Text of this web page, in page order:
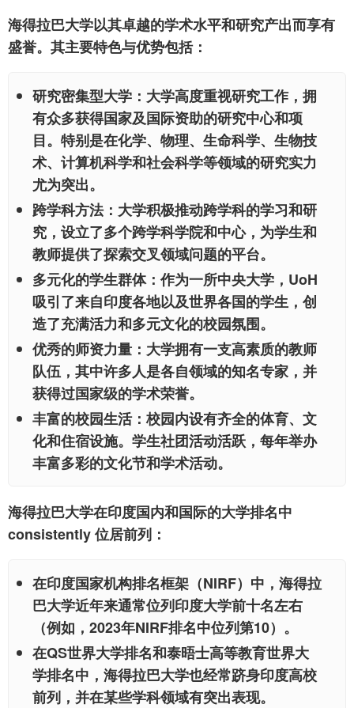
海得拉巴大学以其卓越的学术水平和研究产出而享有
盛誉。其主要特色与优势包括：
研究密集型大学： 大学高度重视研究工作，拥
有众多获得国家及国际资助的研究中心和项
目。特别是在化学、物理、生命科学、生物技
术、计算机科学和社会科学等领域的研究实力
尤为突出。
跨学科方法： 大学积极推动跨学科的学习和研
究，设立了多个跨学科学院和中心，为学生和
教师提供了探索交叉领域问题的平台。
多元化的学生群体： 作为一所中央大学，UoH
吸引了来自印度各地以及世界各国的学生，创
造了充满活力和多元文化的校园氛围。
优秀的师资力量： 大学拥有一支高素质的教师
队伍，其中许多人是各自领域的知名专家，并
获得过国家级的学术荣誉。
丰富的校园生活：校园内设有齐全的体育、文
化和住宿设施。学生社团活动活跃，每年举办
丰富多彩的文化节和学术活动。
海得拉巴大学在印度国内和国际的大学排名中
consistently 位居前列：
在印度国家机构排名框架（NIRF）中，海得拉
巴大学近年来通常位列印度大学前十名左右
（例如，2023年NIRF排名中位列第10）。
在QS世界大学排名和泰晤士高等教育世界大
学排名中，海得拉巴大学也经常跻身印度高校
前列，并在某些学科领域有突出表现。